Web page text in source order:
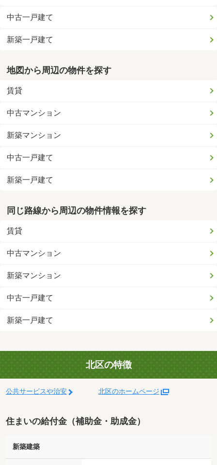
中古一戸建て
新築一戸建て
地図から周辺の物件を探す
賃貸
中古マンション
新築マンション
中古一戸建て
新築一戸建て
同じ路線から周辺の物件情報を探す
賃貸
中古マンション
新築マンション
中古一戸建て
新築一戸建て
北区の特徴
公共サービスや治安 北区のホームページ
住まいの給付金（補助金・助成金）
新築建築